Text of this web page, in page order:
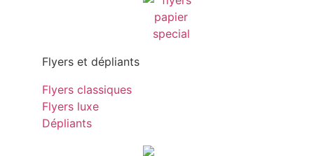
Flyers et dépliants
Flyers classiques
Flyers luxe
Dépliants